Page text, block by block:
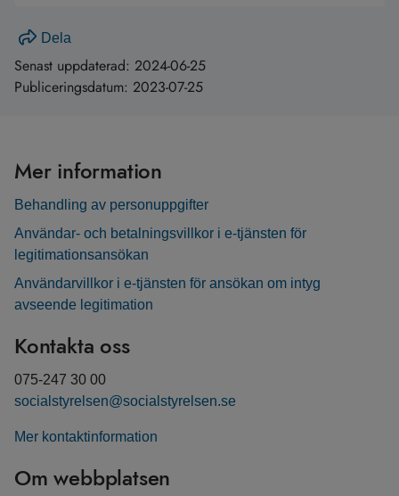
Dela
Senast uppdaterad: 2024-06-25
Publiceringsdatum: 2023-07-25
Mer information
Behandling av personuppgifter
Användar- och betalningsvillkor i e-tjänsten för
legitimationsansökan
Användarvillkor i e-tjänsten för ansökan om intyg
avseende legitimation
Kontakta oss
075-247 30 00
socialstyrelsen@socialstyrelsen.se
Mer kontaktinformation
Om webbplatsen